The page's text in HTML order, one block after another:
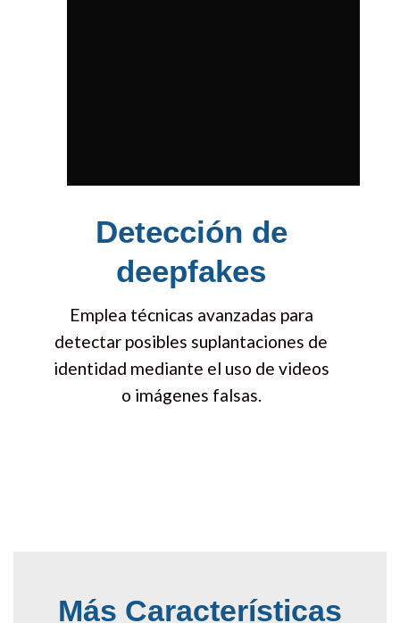
Detección de
deepfakes
Emplea técnicas avanzadas para
detectar posibles suplantaciones de
identidad mediante el uso de videos
o imágenes falsas.
Más Características